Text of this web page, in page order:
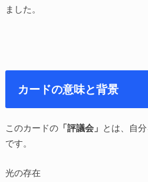
ました。
カードの意味と背景
このカードの「評議会」
とは、自
です。
光の存在